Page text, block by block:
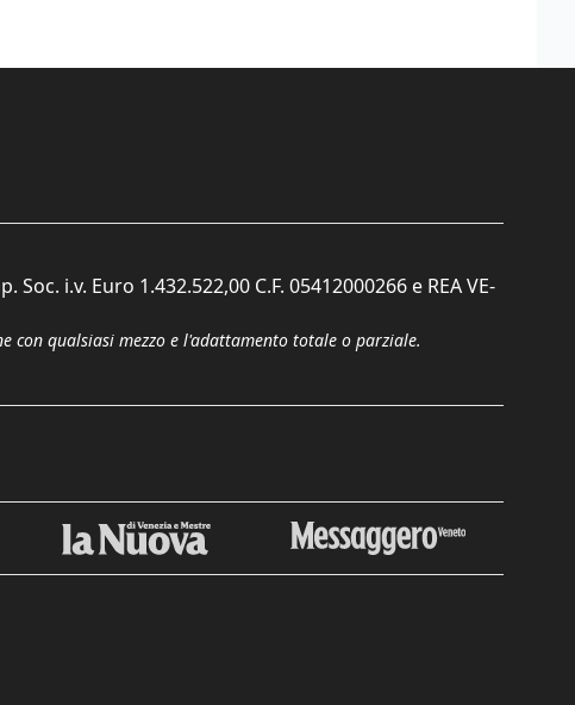
i.v. Euro 1.432.522,00 C.F. 05412000266 e REA VE-
qualsiasi mezzo e l'adattamento totale o parziale.